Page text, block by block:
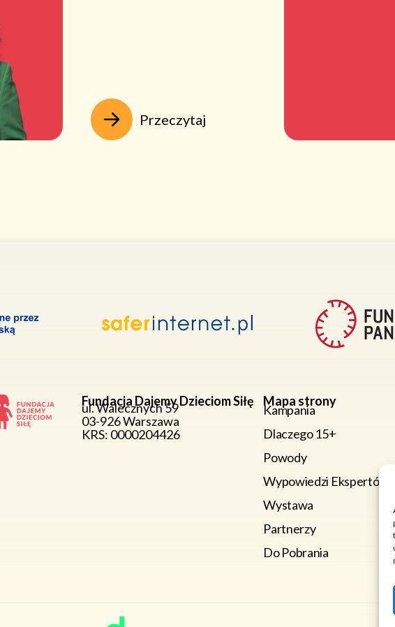
Przeczytaj
Fundacja Dajemy Dzieciom Siłę
ul. Walecznych 59
03-926 Warszawa
KRS: 0000204426
Mapa strony
Kampania
Dlaczego 15+
Powody
Wypowiedzi Ekspertów
Wystawa
Partnerzy
Do Pobrania